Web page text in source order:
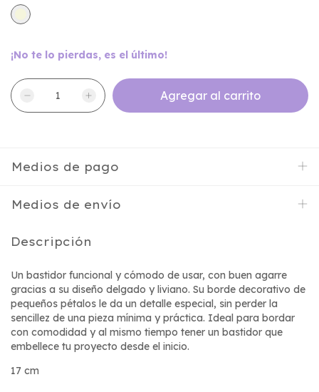
¡No te lo pierdas, es el último!
Medios de pago
Medios de envío
Descripción
Un bastidor funcional y cómodo de usar, con buen agarre
gracias a su diseño delgado y liviano. Su borde decorativo de
pequeños pétalos le da un detalle especial, sin perder la
sencillez de una pieza mínima y práctica. Ideal para bordar
con comodidad y al mismo tiempo tener un bastidor que
embellece tu proyecto desde el inicio.
17 cm